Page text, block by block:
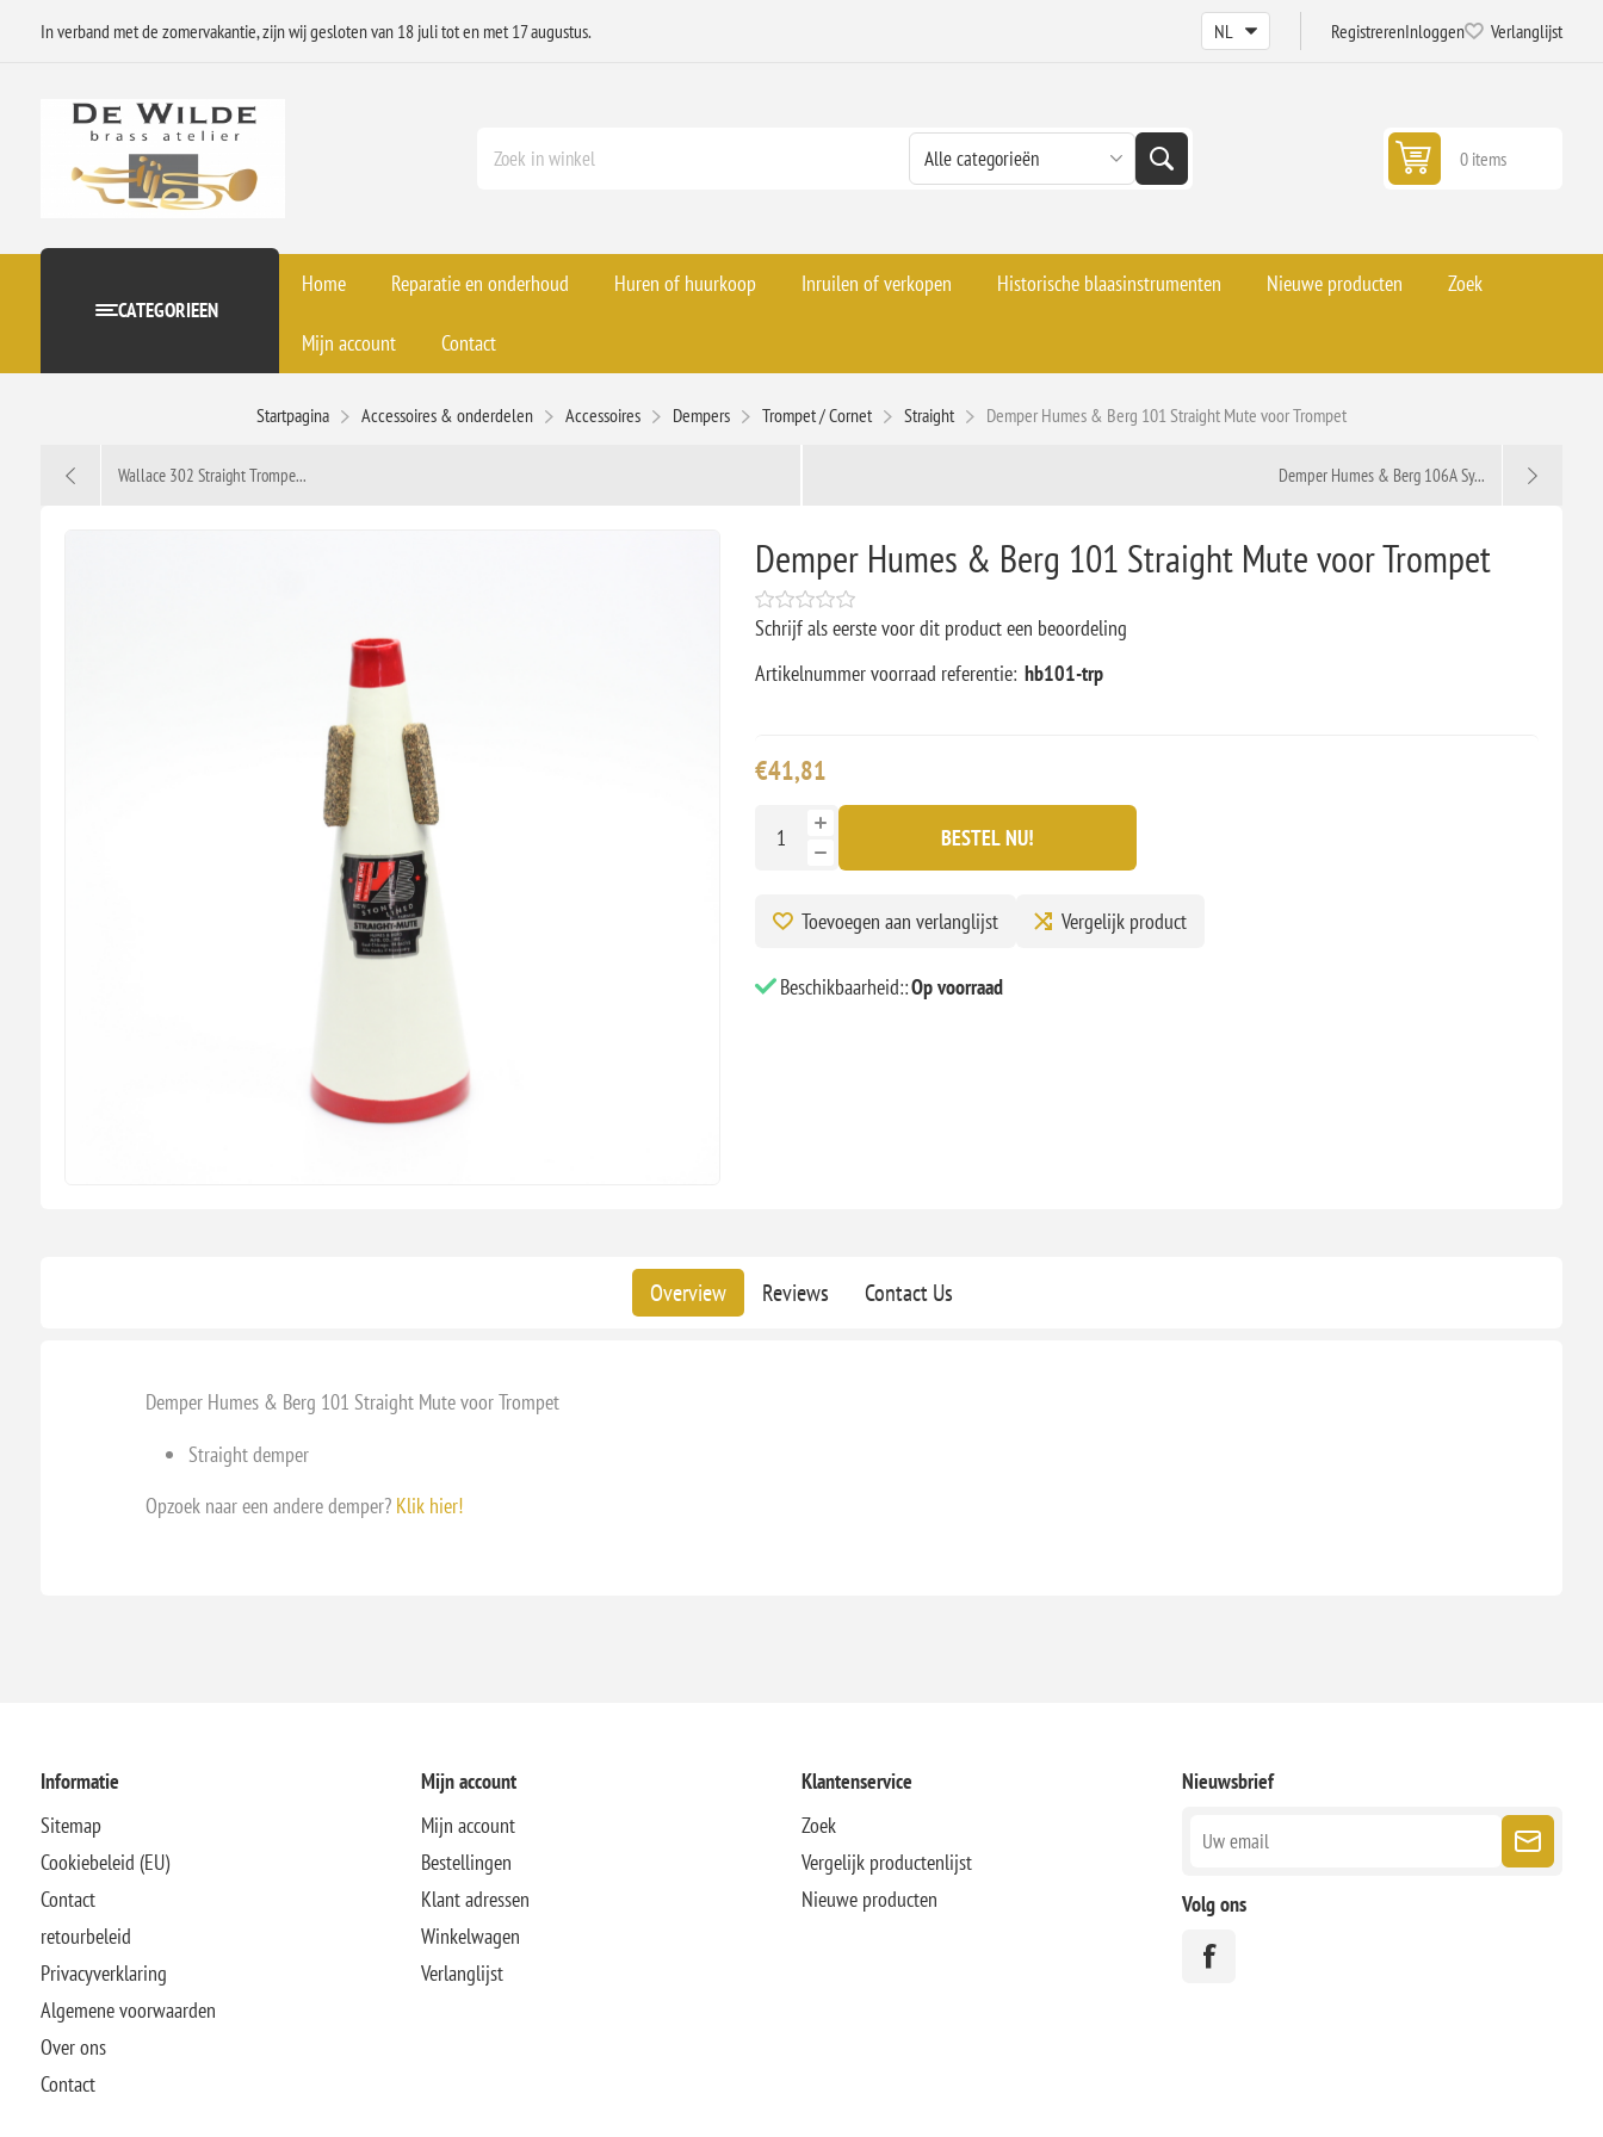
In verband met de zomervakantie, zijn wij gesloten van 18 juli tot en met 17 augustus. RegistrerenInloggen Verlanglijst
0 items
CATEGORIEEN
Home Reparatie en onderhoud Huren of huurkoop Inruilen of verkopen Historische blaasinstrumenten Nieuwe producten Zoek
Mijn account Contact
Startpagina Accessoires & onderdelen Accessoires Dempers Trompet / Cornet Straight Demper Humes & Berg 101 Straight Mute voor Trompet
Wallace 302 Straight Trompe... Demper Humes & Berg 106A Sy...
Demper Humes & Berg 101 Straight Mute voor Trompet
Schrijf als eerste voor dit product een beoordeling
Artikelnummer voorraad referentie: hb101-trp
€41,81
BESTEL NU!
Toevoegen aan verlanglijst Vergelijk product
Beschikbaarheid::Op voorraad
Overview Reviews Contact Us
Demper Humes & Berg 101 Straight Mute voor Trompet
Straight demper
Opzoek naar een andere demper? Klik hier!
Informatie
Sitemap
Cookiebeleid (EU)
Contact
retourbeleid
Privacyverklaring
Algemene voorwaarden
Over ons
Contact
Mijn account
Mijn account
Bestellingen
Klant adressen
Winkelwagen
Verlanglijst
Klantenservice
Zoek
Vergelijk productenlijst
Nieuwe producten
Nieuwsbrief
Volg ons